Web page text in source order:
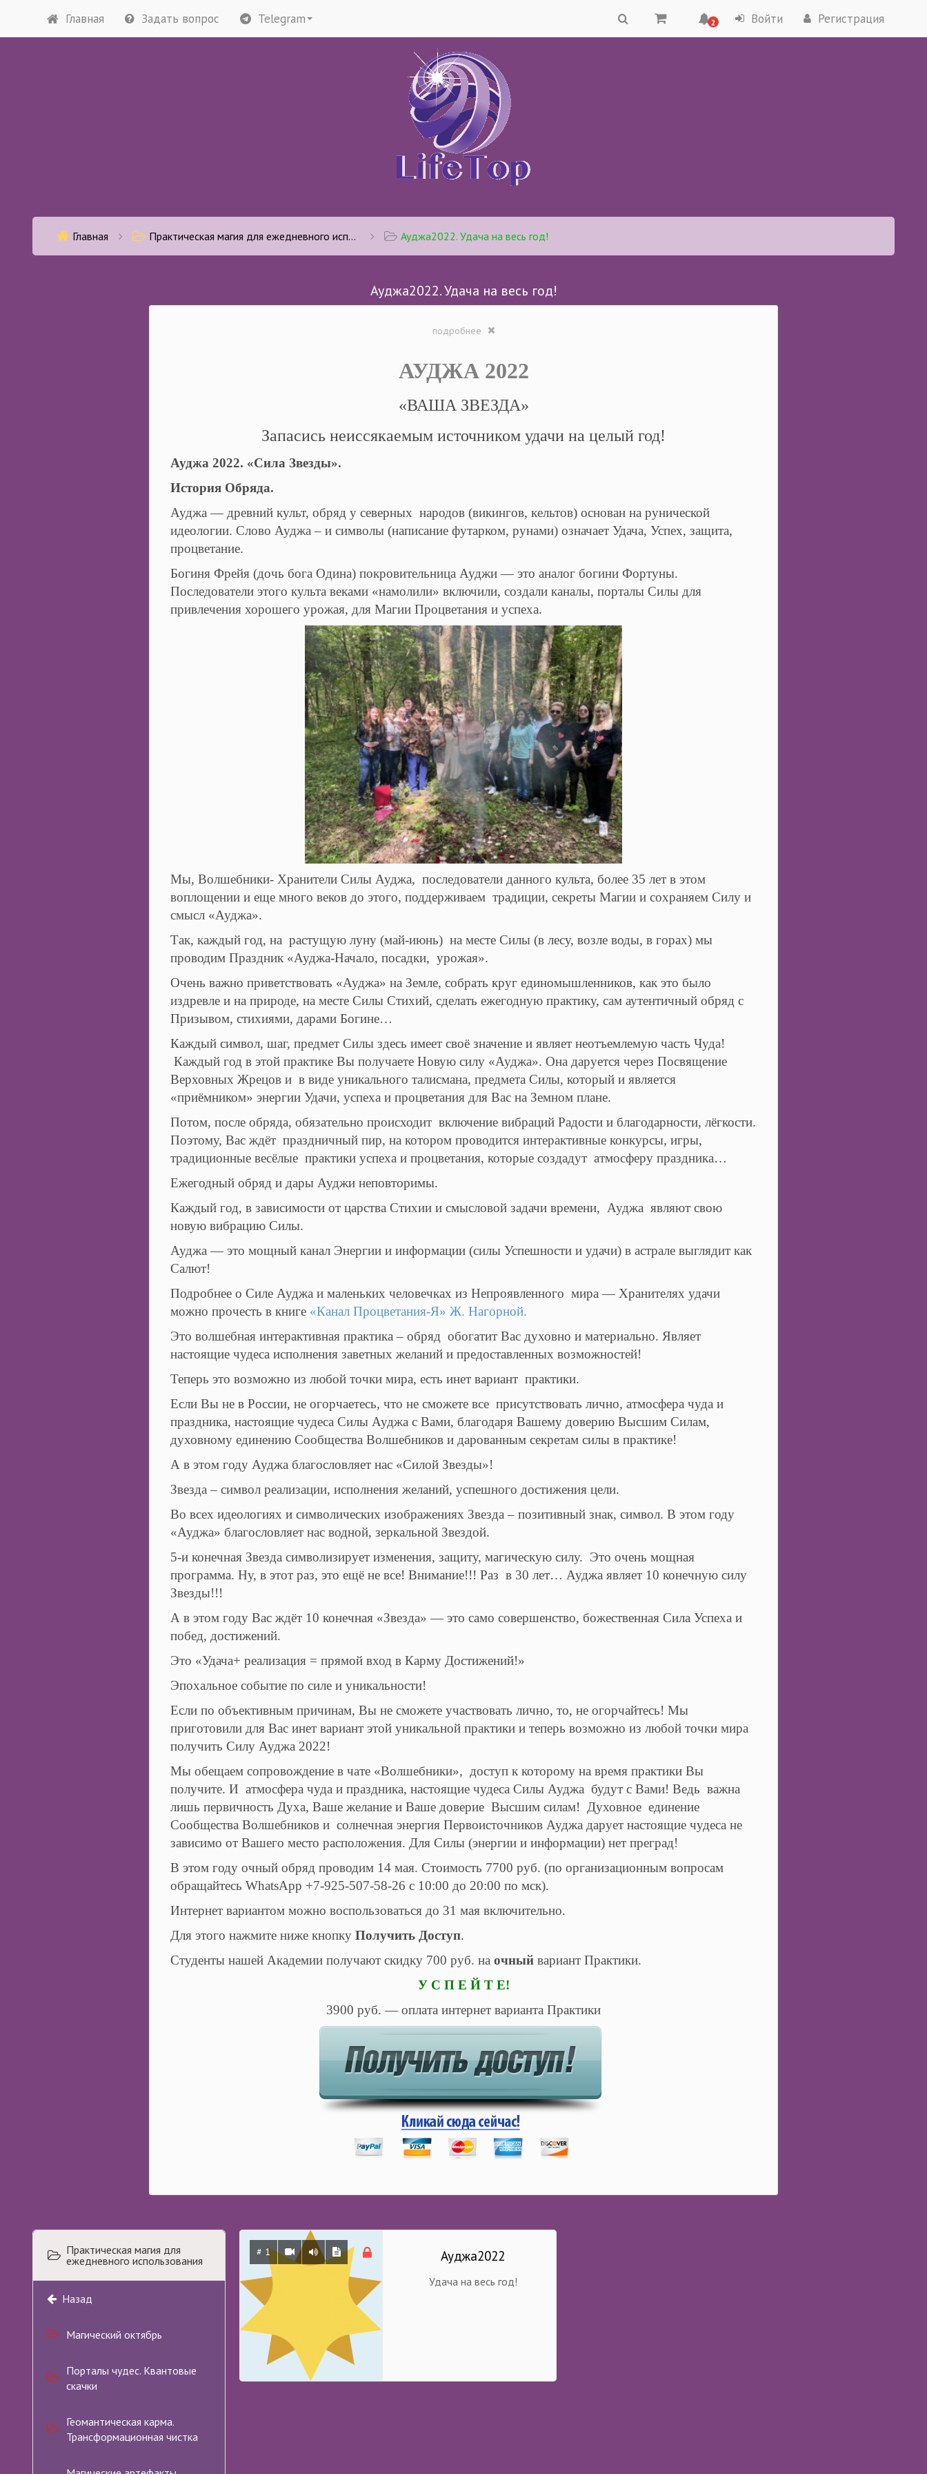
Главная Задать вопрос Telegram 2 Войти Регистрация
Главная Практическая магия для ежедневного использования Ауджа2022. Удача на весь год!
Ауджа2022. Удача на весь год!
подробнее
АУДЖА 2022
«ВАША ЗВЕЗДА»
Запасись неиссякаемым источником удачи на целый год!
Ауджа 2022. «Сила Звезды».
История Обряда.
Ауджа — древний культ, обряд у северных народов (викингов, кельтов) основан на рунической
идеологии. Слово Ауджа – и символы (написание футарком, рунами) означает Удача, Успех, защита,
процветание.
Богиня Фрейя (дочь бога Одина) покровительница Ауджи — это аналог богини Фортуны.
Последователи этого культа веками «намолили» включили, создали каналы, порталы Силы для
привлечения хорошего урожая, для Магии Процветания и успеха.
Мы, Волшебники- Хранители Силы Ауджа, последователи данного культа, более 35 лет в этом
воплощении и еще много веков до этого, поддерживаем традиции, секреты Магии и сохраняем Силу и
смысл «Ауджа».
Так, каждый год, на растущую луну (май-июнь) на месте Силы (в лесу, возле воды, в горах) мы
проводим Праздник «Ауджа-Начало, посадки, урожая».
Очень важно приветствовать «Ауджа» на Земле, собрать круг единомышленников, как это было
издревле и на природе, на месте Силы Стихий, сделать ежегодную практику, сам аутентичный обряд с
Призывом, стихиями, дарами Богине…
Каждый символ, шаг, предмет Силы здесь имеет своё значение и являет неотъемлемую часть Чуда!
Каждый год в этой практике Вы получаете Новую силу «Ауджа». Она даруется через Посвящение
Верховных Жрецов и в виде уникального талисмана, предмета Силы, который и является
«приёмником» энергии Удачи, успеха и процветания для Вас на Земном плане.
Потом, после обряда, обязательно происходит включение вибраций Радости и благодарности, лёгкости.
Поэтому, Вас ждёт праздничный пир, на котором проводится интерактивные конкурсы, игры,
традиционные весёлые практики успеха и процветания, которые создадут атмосферу праздника…
Ежегодный обряд и дары Ауджи неповторимы.
Каждый год, в зависимости от царства Стихии и смысловой задачи времени, Ауджа являют свою
новую вибрацию Силы.
Ауджа — это мощный канал Энергии и информации (силы Успешности и удачи) в астрале выглядит как
Салют!
Подробнее о Силе Ауджа и маленьких человечках из Непроявленного мира — Хранителях удачи
можно прочесть в книге «Канал Процветания-Я» Ж. Нагорной.
Это волшебная интерактивная практика – обряд обогатит Вас духовно и материально. Являет
настоящие чудеса исполнения заветных желаний и предоставленных возможностей!
Теперь это возможно из любой точки мира, есть инет вариант практики.
Если Вы не в России, не огорчаетесь, что не сможете все присутствовать лично, атмосфера чуда и
праздника, настоящие чудеса Силы Ауджа с Вами, благодаря Вашему доверию Высшим Силам,
духовному единению Сообщества Волшебников и дарованным секретам силы в практике!
А в этом году Ауджа благословляет нас «Силой Звезды»!
Звезда – символ реализации, исполнения желаний, успешного достижения цели.
Во всех идеологиях и символических изображениях Звезда – позитивный знак, символ. В этом году
«Ауджа» благословляет нас водной, зеркальной Звездой.
5-и конечная Звезда символизирует изменения, защиту, магическую силу. Это очень мощная
программа. Ну, в этот раз, это ещё не все! Внимание!!! Раз в 30 лет… Ауджа являет 10 конечную силу
Звезды!!!
А в этом году Вас ждёт 10 конечная «Звезда» — это само совершенство, божественная Сила Успеха и
побед, достижений.
Это «Удача+ реализация = прямой вход в Карму Достижений!»
Эпохальное событие по силе и уникальности!
Если по объективным причинам, Вы не сможете участвовать лично, то, не огорчайтесь! Мы
приготовили для Вас инет вариант этой уникальной практики и теперь возможно из любой точки мира
получить Силу Ауджа 2022!
Мы обещаем сопровождение в чате «Волшебники», доступ к которому на время практики Вы
получите. И атмосфера чуда и праздника, настоящие чудеса Силы Ауджа будут с Вами! Ведь важна
лишь первичность Духа, Ваше желание и Ваше доверие Высшим силам! Духовное единение
Сообщества Волшебников и солнечная энергия Первоисточников Ауджа дарует настоящие чудеса не
зависимо от Вашего место расположения. Для Силы (энергии и информации) нет преград!
В этом году очный обряд проводим 14 мая. Стоимость 7700 руб. (по организационным вопросам
обращайтесь WhatsApp +7-925-507-58-26 с 10:00 до 20:00 по мск).
Интернет вариантом можно воспользоваться до 31 мая включительно.
Для этого нажмите ниже кнопку Получить Доступ.
Студенты нашей Академии получают скидку 700 руб. на очный вариант Практики.
У С П Е Й Т Е!
3900 руб. — оплата интернет варианта Практики
Практическая магия для
ежедневного использования
Назад
Магический октябрь
Порталы чудес. Квантовые
скачки
Геомантическая карма.
Трансформационная чистка
# 1 Ауджа2022
Удача на весь год!